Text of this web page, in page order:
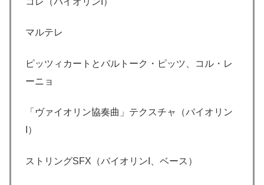
マルテレ
ピッツィカートとバルトーク・ピッツ、コル・レ
ーニョ
「ヴァイオリン協奏曲」テクスチャ（バイオリン
I）
ストリングSFX（バイオリンI、ベース）